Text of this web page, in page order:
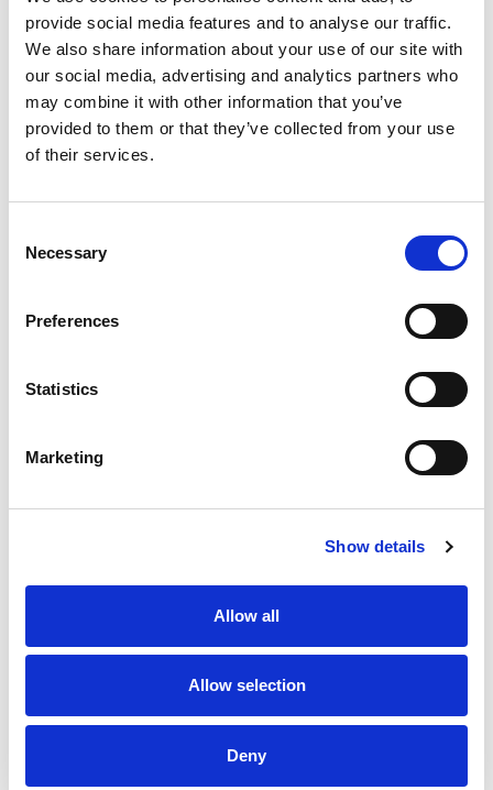
provide social media features and to analyse our traffic.
We also share information about your use of our site with
our social media, advertising and analytics partners who
may combine it with other information that you’ve
provided to them or that they’ve collected from your use
of their services.
Selection
Necessary
Preferences
Statistics
Marketing
Show details
Allow all
Allow selection
Deny
Het kleuren zorgt voor een leuk en ontspannen
moment. Bezoekers kunnen lekker
experimenteren met kleuren, zonder goed of
fout. Zo ontstaat er vanzelf plezier en
ontspanning. Samen kleuren kan natuurlijk
ook.
App-begeleiding: zo doe je dat
KleurPlaat. Klik op ‘Nieuw’ en geef de kleurplaat een
naam. Klik daarna op ‘Kies kleurplaat’ en upload één of
: Zorg voor duidelijke zwart-wit afbeeldingen met
verschijnen in het MijnBelevenisTafel-menu en zijn direct